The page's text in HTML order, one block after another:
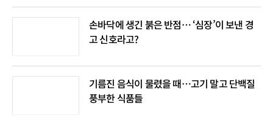
손바닥에 생긴 붉은 반점… ‘심장’이 보낸 경
고 신호라고?
기름진 음식이 물렸을 때…고기 말고 단백질
풍부한 식품들